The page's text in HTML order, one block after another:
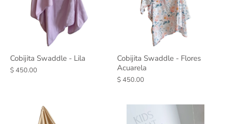
Cobijita Swaddle - Lila
$ 450.00
Cobijita Swaddle - Flores
Acuarela
$ 450.00